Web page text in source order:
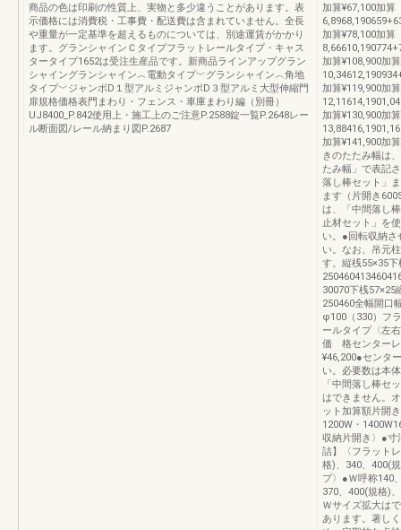
商品の色は印刷の性質上、実物と多少違うことがあります。表
示価格には消費税・工事費・配送費は含まれていません。全長
や重量が一定基準を超えるものについては、別途運賃がかかり
ます。グランシャインＣタイプフラットレールタイプ・キャス
タータイプ1652は受注生産品です。新商品ラインアップグラン
シャイングランシャイン︿電動タイプ﹀グランシャイン︿角地
タイプ﹀ジャンボD１型アルミジャンボD３型アルミ大型伸縮門
扉規格価格表門まわり・フェンス・車庫まわり編（別冊）
UJ8400_P.842使用上・施工上のご注意P.2588錠一覧P.2648レー
ル断面図/レール納まり図P.2687
加算¥67,100加算
加算¥78,100加算
加算¥108,900加算
加算¥119,900加算
加算¥130,900加算
加算¥141,900加
きのたたみ幅は
たみ幅」で表記
落し棒セット」
ます（片開き
は、「中間落し
止材セット」を
い。●回転収納さ
い。なお、吊元
す。縦桟55×35
30070下桟57×25
250460全幅開口
φ100（330）フ
ールタイプ〈左
価 格センターレ
¥46,200●センタ
い。必要数は本
「中間落し棒セ
はできません。
ット加算額片開
1200W・
収納片開き〉●
詰】〈フラット
格)、340、400(
プ〉●Ｗ呼称140
370、400(規格)
Ｗサイズ拡大は
あります。著し